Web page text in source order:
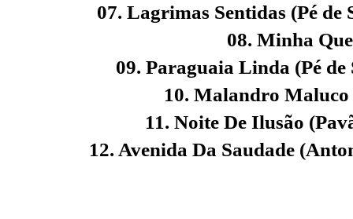
07. Lagrimas Sentidas (Pé
08. Minha
09. Paraguaia Linda (Pé de
10. Malandro Maluco
11. Noite De Ilusão
12. Avenida Da Saudade